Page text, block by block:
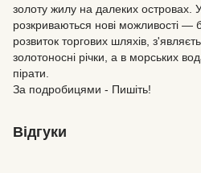
золоту жилу на далеких островах.
розкриваються нові можливості —
розвиток торгових шляхів,
золотоносні річки, а в морських
пірати.
За подробицями - Пишіть!
Відгуки